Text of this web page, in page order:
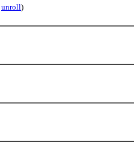
unroll)